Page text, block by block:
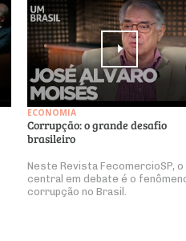
ECONOMIA
Corrupção: o grande desafio
brasileiro
Neste Revista FecomercioSP, o
central em debate é o
corrupção no Brasil.